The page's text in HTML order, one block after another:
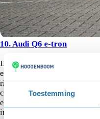
Toestemming
10. Audi Q6 e-tron
De Audi Q6 e tron
elektrische SUV’s binnen
richt zich op rijders die
combineren met premium
en laadprestaties sluiten
interieur biedt moderne